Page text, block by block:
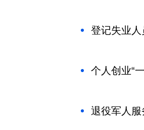
登记失业人
个人创业“
退役军人服